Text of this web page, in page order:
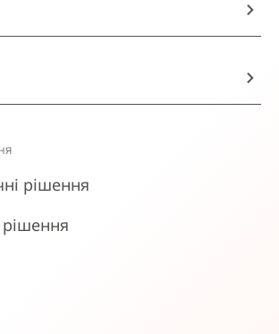
рішення
рішення